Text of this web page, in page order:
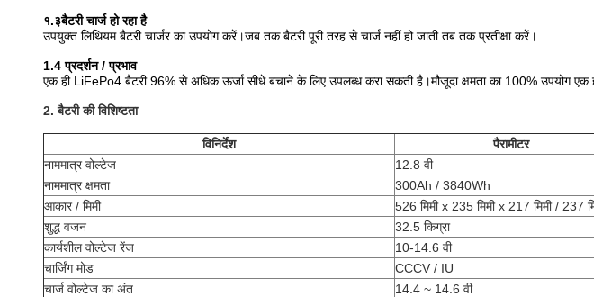
१.३बैटरी चार्ज हो रहा है
उपयुक्त लिथियम बैटरी चार्जर का उपयोग करें।जब तक बैटरी पूरी तरह से चार्ज नहीं हो जाती तब तक प्रतीक्षा करें।
1.4 प्रदर्शन / प्रभाव
एक ही LiFePo4 बैटरी 96% से अधिक ऊर्जा सीधे बचाने के लिए उपलब्ध करा सकती है।मौजूदा क्षमता का 100% उपयोग
2. बैटरी की विशिष्टता
विनिर्देश
पैरामीटर
नाममात्र वोल्टेज
12.8 वी
नाममात्र क्षमता
300Ah / 3840Wh
आकार / मिमी
526 मिमी x 235 मिमी x 217 मिमी / 237
शुद्ध वजन
32.5 किग्रा
कार्यशील वोल्टेज रेंज
10-14.6 वी
चार्जिंग मोड
CCCV / IU
चार्ज वोल्टेज का अंत
14.4 ~ 14.6 वी